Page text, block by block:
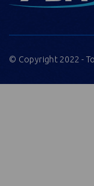
© Copyright 2022 -